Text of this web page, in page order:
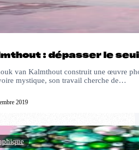
: dépasser le
van Kalmthout construit une œuvre
mystique, son travail cherche de…
2019